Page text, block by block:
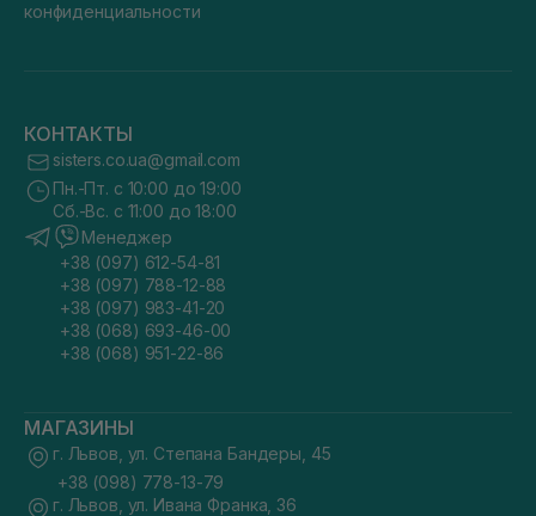
конфиденциальности
КОНТАКТЫ
sisters.co.ua@gmail.com
Пн.-Пт. с 10:00 до 19:00
Сб.-Вс. с 11:00 до 18:00
Менеджер
+38 (097) 612-54-81
+38 (097) 788-12-88
+38 (097) 983-41-20
+38 (068) 693-46-00
+38 (068) 951-22-86
МАГАЗИНЫ
г. Львов, ул. Степана Бандеры, 45
+38 (098) 778-13-79
г. Львов, ул. Ивана Франка, 36